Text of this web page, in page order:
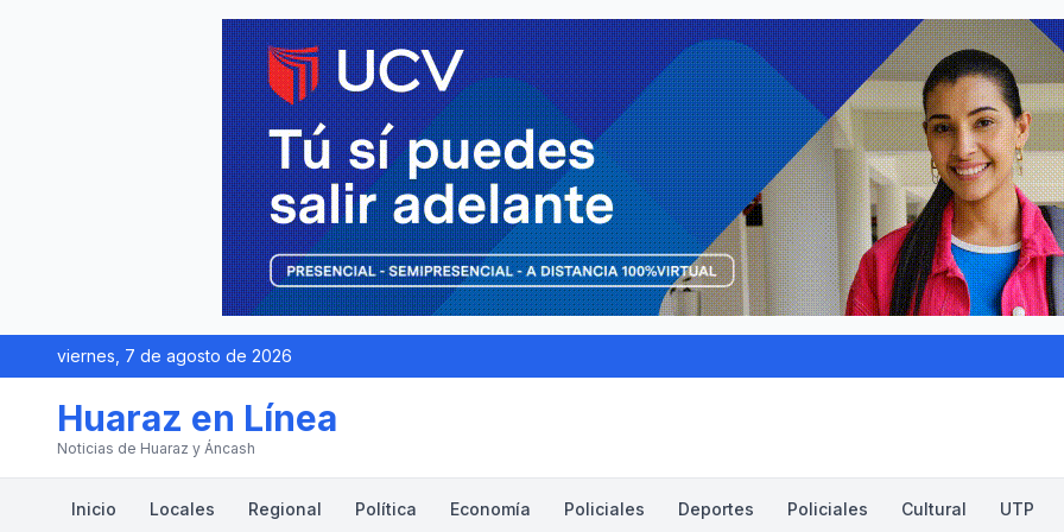
viernes, 7 de agosto de 2026
Huaraz en Línea
Noticias de Huaraz y Áncash
Inicio Locales Regional Política Economía Policiales Deportes Policiales Cultural UTP